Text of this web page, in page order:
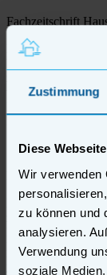
Zustimmung
Diese
Wir verwenden
zu können und
analysieren.
Verwendung
soziale
Fachzeitschrift
Die monatlich
weitere
Mietverträge,
Der Verlag stellt
zur Verfügung,
Durchführung von
Darüber hinaus